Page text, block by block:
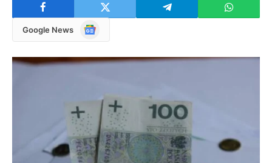
Google News
Google